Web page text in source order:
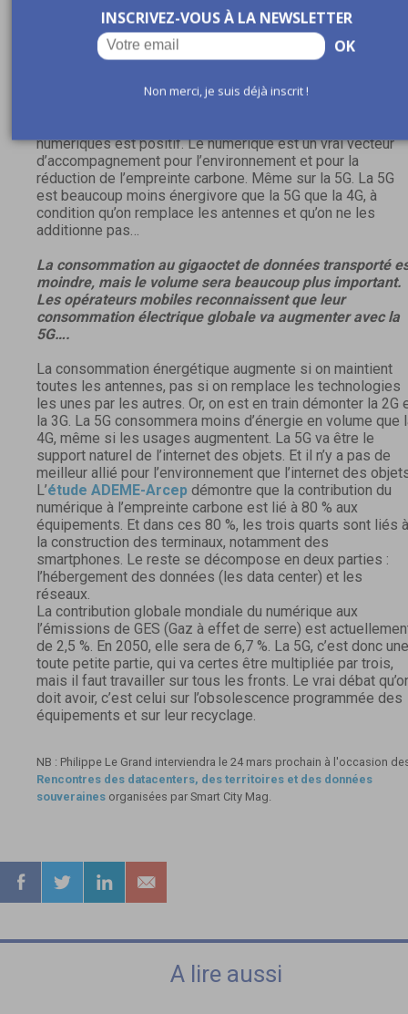
collectivités. Et plus tellement sur les questions de
sanitaire, mais plutôt sur l’impact du numérique sur
l’environnement. Est-ce que mettre davantage de
impact sur l’environnement ?
numériques est positif. Le numérique est un vrai vecteur
d’accompagnement pour l’environnement et pour la
réduction de l’empreinte carbone. Même sur la 5G. La 5G
est beaucoup moins énergivore que la 5G que la 4G, à
condition qu’on remplace les antennes et qu’on ne les
additionne pas…
La consommation au gigaoctet de données transporté
moindre, mais le volume sera beaucoup plus important.
Les opérateurs mobiles reconnaissent que leur
consommation électrique globale va augmenter avec la
5G….
La consommation énergétique augmente si on maintient
toutes les antennes, pas si on remplace les technologies
les unes par les autres. Or, on est en train démonter la 2G
la 3G. La 5G consommera moins d’énergie en volume que
4G, même si les usages augmentent. La 5G va être le
support naturel de l’internet des objets. Et il n’y a pas de
meilleur allié pour l’environnement que l’internet des
L’étude ADEME-Arcep démontre que la contribution du
numérique à l’empreinte carbone est lié à 80 % aux
équipements. Et dans ces 80 %, les trois quarts sont liés à
la construction des terminaux, notamment des
smartphones. Le reste se décompose en deux parties :
l’hébergement des données (les data center) et les
réseaux.
La contribution globale mondiale du numérique aux
l’émissions de GES (Gaz à effet de serre) est
de 2,5 %. En 2050, elle sera de 6,7 %. La 5G, c’est donc une
toute petite partie, qui va certes être multipliée par trois,
mais il faut travailler sur tous les fronts. Le vrai débat
doit avoir, c’est celui sur l’obsolescence programmée des
équipements et sur leur recyclage.
NB : Philippe Le Grand interviendra le 24 mars prochain à l'occasion
Rencontres des datacenters, des territoires et des données
souveraines organisées par Smart City Mag.
A lire aussi
INSCRIVEZ-VOUS À LA NEWSLETTER
OK
Non merci, je suis déjà inscrit !